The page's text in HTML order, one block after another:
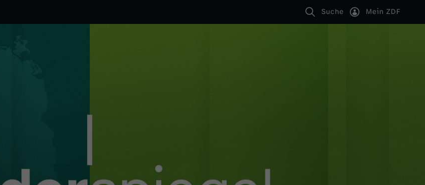
Suche Mein ZDF